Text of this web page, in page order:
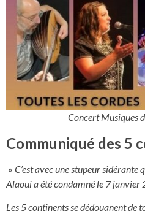
Concert Musiques
Communiqué des 5
» C’est avec une stupeur
Alaoui a été condamné le 7 janvier
Les 5 continents se dédouanent